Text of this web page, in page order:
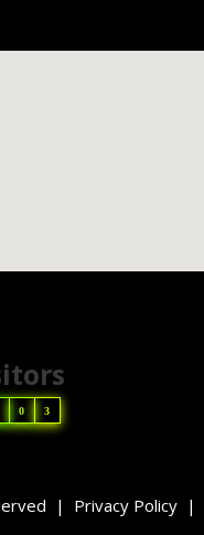
0 3
| Privacy Policy|